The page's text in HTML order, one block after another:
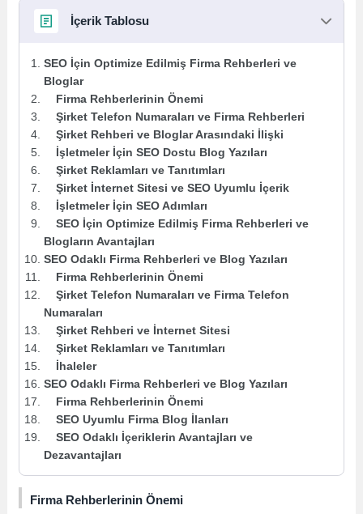
İçerik Tablosu
SEO İçin Optimize Edilmiş Firma Rehberleri ve
Bloglar
Firma Rehberlerinin Önemi
Şirket Telefon Numaraları ve Firma Rehberleri
Şirket Rehberi ve Bloglar Arasındaki İlişki
İşletmeler İçin SEO Dostu Blog Yazıları
Şirket Reklamları ve Tanıtımları
Şirket İnternet Sitesi ve SEO Uyumlu İçerik
İşletmeler İçin SEO Adımları
SEO İçin Optimize Edilmiş Firma Rehberleri ve
Blogların Avantajları
SEO Odaklı Firma Rehberleri ve Blog Yazıları
Firma Rehberlerinin Önemi
Şirket Telefon Numaraları ve Firma Telefon
Numaraları
Şirket Rehberi ve İnternet Sitesi
Şirket Reklamları ve Tanıtımları
İhaleler
SEO Odaklı Firma Rehberleri ve Blog Yazıları
Firma Rehberlerinin Önemi
SEO Uyumlu Firma Blog İlanları
SEO Odaklı İçeriklerin Avantajları ve
Dezavantajları
Firma Rehberlerinin Önemi